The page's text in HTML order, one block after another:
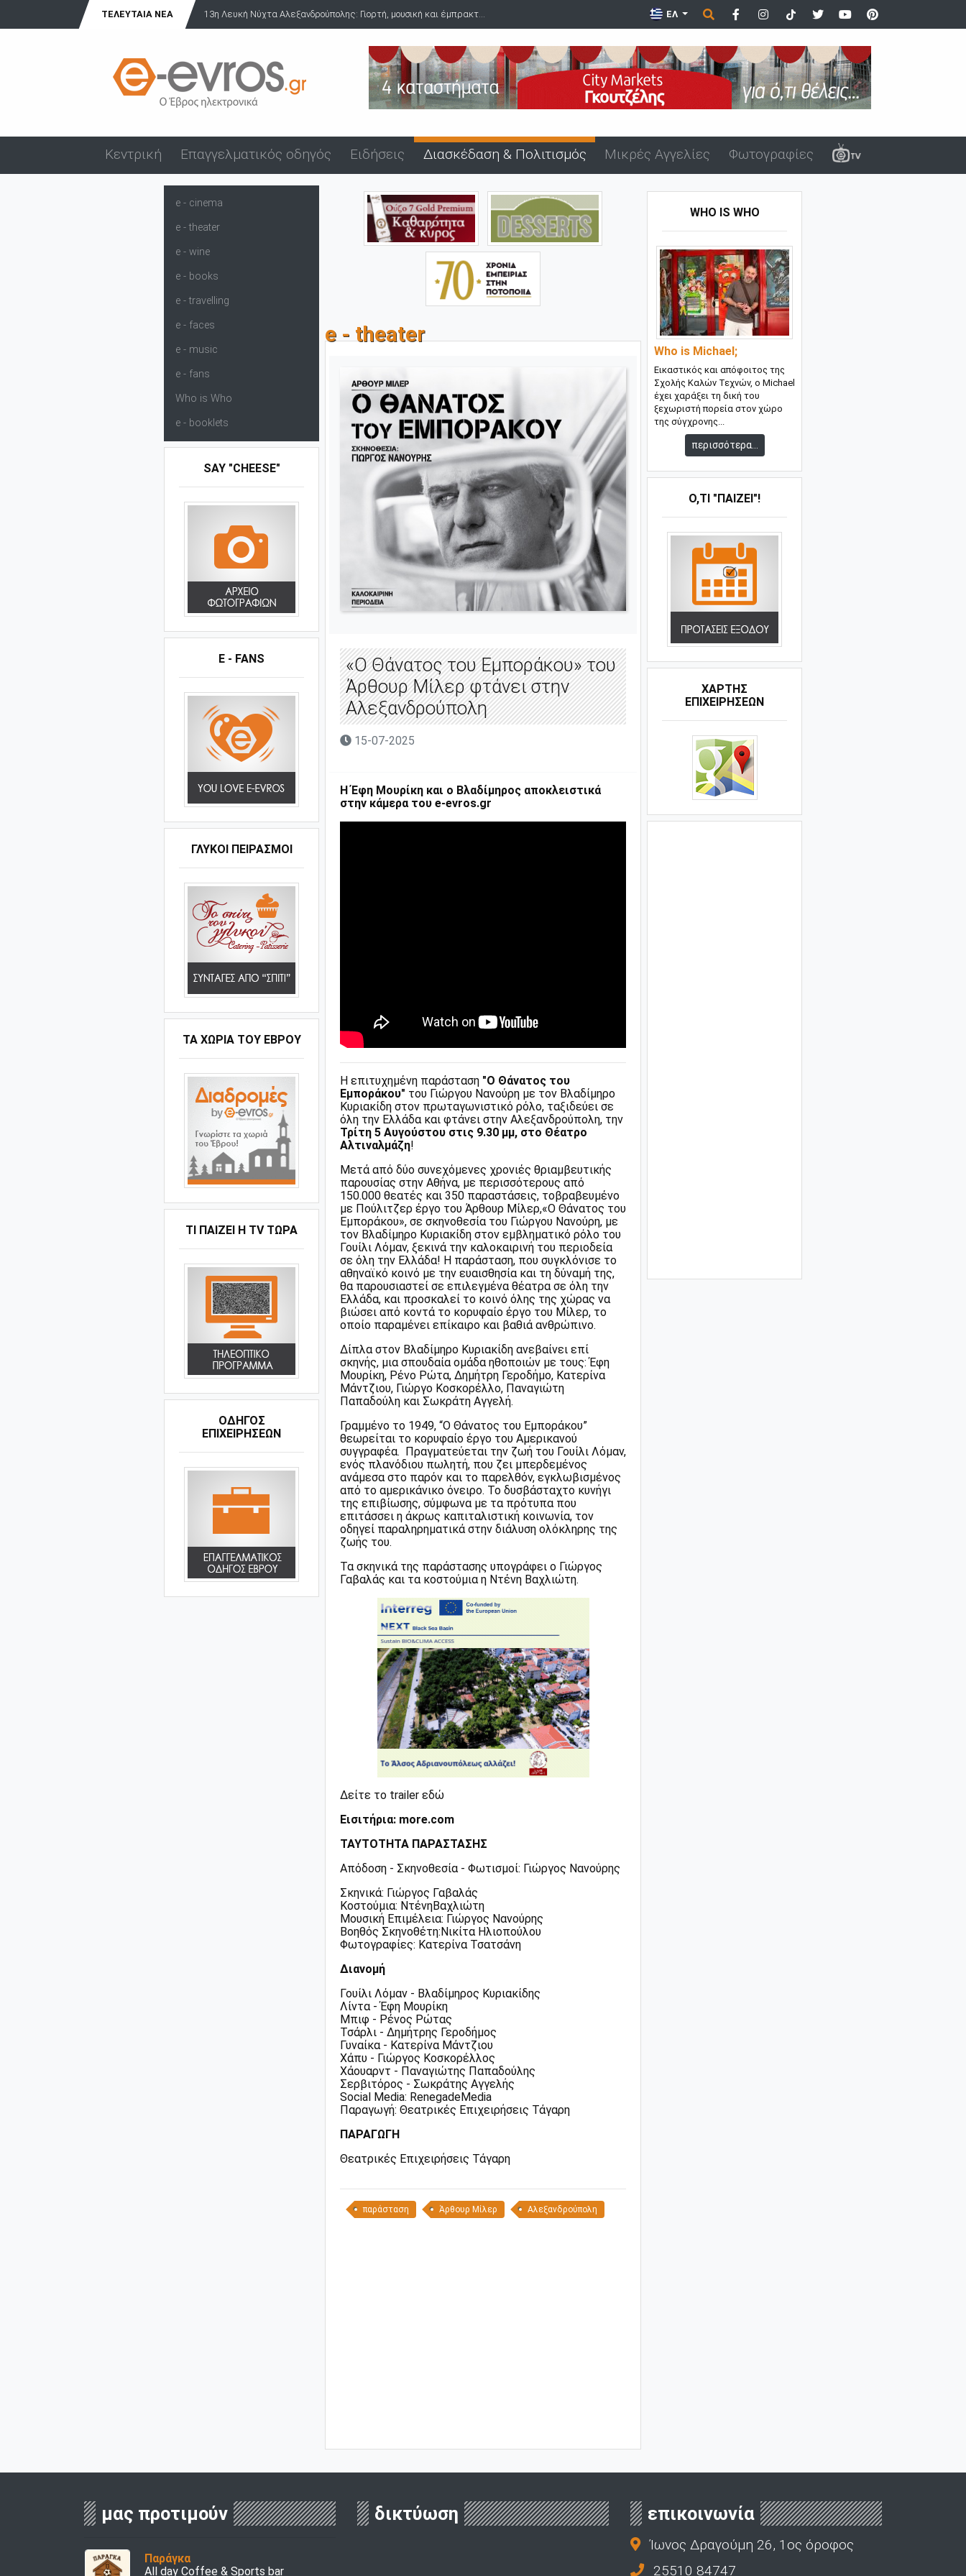
ΤΕΛΕΥΤΑΊΑ ΝΈΑ
Αλεξανδρούπολης: Γιορτή, μουσική και έμπρακτ... Δύο συλλήψεις για ναρκωτικά στο λιμάνι της Αλεξανδρούπολης μ... ΕΛ
Κεντρική Επαγγελματικός οδηγός Ειδήσεις Διασκέδαση & Πολιτισμός Μικρές Αγγελίες Φωτογραφίες
e - cinema
e - theater
e - wine
e - books
e - travelling
e - faces
e - music
e - fans
Who is Who
e - booklets
SAY "CHEESE"
E - FANS
ΓΛΥΚΟΊ ΠΕΙΡΑΣΜΟΊ
ΤΑ ΧΩΡΙΆ ΤΟΥ ΈΒΡΟΥ
ΤΙ ΠΑΊΖΕΙ Η ΤV ΤΏΡΑ
ΟΔΗΓΌΣ
ΕΠΙΧΕΙΡΉΣΕΩΝ
e - theater
«Ο Θάνατος του Εμποράκου» του
Άρθουρ Μίλερ φτάνει στην
Αλεξανδρούπολη
15-07-2025
Η Έφη Μουρίκη και ο Βλαδίμηρος αποκλειστικά
στην κάμερα του e-evros.gr
Η επιτυχημένη παράσταση "Ο Θάνατος του
Εμποράκου" του Γιώργου Νανούρη με τον Βλαδίμηρο
Κυριακίδη στον πρωταγωνιστικό ρόλο, ταξιδεύει σε
όλη την Ελλάδα και φτάνει στην Αλεξανδρούπολη, την
Τρίτη 5 Αυγούστου στις 9.30 μμ, στο Θέατρο
Αλτιναλμάζη!
Μετά από δύο συνεχόμενες χρονιές θριαμβευτικής
παρουσίας στην Αθήνα, με περισσότερους από
150.000 θεατές και 350 παραστάσεις, τοβραβευμένο
με Πούλιτζερ έργο του Άρθουρ Μίλερ,«Ο Θάνατος του
Εμποράκου», σε σκηνοθεσία του Γιώργου Νανούρη, με
τον Βλαδίμηρο Κυριακίδη στον εμβληματικό ρόλο του
Γουίλι Λόμαν, ξεκινά την καλοκαιρινή του περιοδεία
σε όλη την Ελλάδα! Η παράσταση, που συγκλόνισε το
αθηναϊκό κοινό με την ευαισθησία και τη δύναμή της,
θα παρουσιαστεί σε επιλεγμένα θέατρα σε όλη την
Ελλάδα, και προσκαλεί το κοινό όλης της χώρας να
βιώσει από κοντά το κορυφαίο έργο του Μίλερ, το
οποίο παραμένει επίκαιρο και βαθιά ανθρώπινο.
Δίπλα στον Βλαδίμηρο Κυριακίδη ανεβαίνει επί
σκηνής, μια σπουδαία ομάδα ηθοποιών με τους: Έφη
Μουρίκη, Ρένο Ρώτα, Δημήτρη Γεροδήμο, Κατερίνα
Μάντζιου, Γιώργο Κοσκορέλλο, Παναγιώτη
Παπαδούλη και Σωκράτη Αγγελή.
Γραμμένο το 1949, “Ο Θάνατος του Εμποράκου”
θεωρείται το κορυφαίο έργο του Αμερικανού
συγγραφέα. Πραγματεύεται την ζωή του Γουίλι Λόμαν,
ενός πλανόδιου πωλητή, που ζει μπερδεμένος
ανάμεσα στο παρόν και το παρελθόν, εγκλωβισμένος
από το αμερικάνικο όνειρο. Το δυσβάσταχτο κυνήγι
της επιβίωσης, σύμφωνα με τα πρότυπα που
επιτάσσει η άκρως καπιταλιστική κοινωνία, τον
οδηγεί παραληρηματικά στην διάλυση ολόκληρης της
ζωής του.
Τα σκηνικά της παράστασης υπογράφει ο Γιώργος
Γαβαλάς και τα κοστούμια η Ντένη Βαχλιώτη.
Δείτε το trailer εδώ
Εισιτήρια: more.com
ΤΑΥΤΟΤΗΤΑ ΠΑΡΑΣΤΑΣΗΣ
Απόδοση - Σκηνοθεσία - Φωτισμοί: Γιώργος Νανούρης
Σκηνικά: Γιώργος Γαβαλάς
Κοστούμια: ΝτένηΒαχλιώτη
Μουσική Επιμέλεια: Γιώργος Νανούρης
Βοηθός Σκηνοθέτη:Νικίτα Ηλιοπούλου
Φωτογραφίες: Κατερίνα Τσατσάνη
Διανομή
Γουίλι Λόμαν - Βλαδίμηρος Κυριακίδης
Λίντα - Έφη Μουρίκη
Μπιφ - Ρένος Ρώτας
Τσάρλι - Δημήτρης Γεροδήμος
Γυναίκα - Κατερίνα Μάντζιου
Χάπυ - Γιώργος Κοσκορέλλος
Χάουαρντ - Παναγιώτης Παπαδούλης
Σερβιτόρος - Σωκράτης Αγγελής
Social Media: RenegadeMedia
Παραγωγή: Θεατρικές Επιχειρήσεις Τάγαρη
ΠΑΡΑΓΩΓΗ
Θεατρικές Επιχειρήσεις Τάγαρη
παράσταση Άρθουρ Μίλερ Αλεξανδρούπολη
WHO IS WHO
Who is Michael;
Εικαστικός και απόφοιτος της
Σχολής Καλών Τεχνών, ο Michael
έχει χαράξει τη δική του
ξεχωριστή πορεία στον χώρο
της σύγχρονης...
περισσότερα...
Ό,ΤΙ "ΠΑΊΖΕΙ"!
ΧΑΡΤΗΣ
ΕΠΙΧΕΙΡΗΣΕΩΝ
μας προτιμούν
Παράγκα
All day Coffee & Sports bar
δικτύωση επικοινωνία
Ίωνος Δραγούμη 26, 1ος όροφος
25510 84747